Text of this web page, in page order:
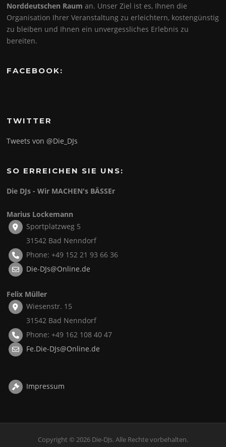
Norddeutschen Raum an. Unser Ziel ist es, Ihnen die
Organisation Ihrer Veranstaltung zu erleichtern, kostengünstig
zu bleiben und Ihnen ein unvergessliches Erlebnis zu
bereiten.
FACEBOOK:
TWITTER
Tweets von @Die_DJs
SO ERREICHEN SIE UNS:
Die DJs - Wir MACHEN's BÄSSEr
Marius Lockemann
Sportplatzweg 5
31542 Bad Nenndorf
Phone: +49 152 21 93 66 36
Die-DJs@Online.de
Felix Müller
Wiesenstr. 15
31542 Bad Nenndorf
Phone: +49 162 108 40 47
Fe.Die-DJs@Online.de
Impressum
Copyright © 2026 Die-DJs. Alle Rechte vorbehalten.